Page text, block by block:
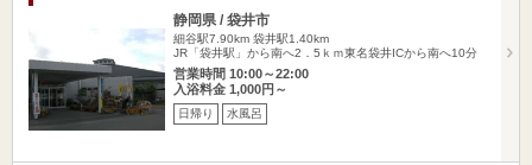
静岡県 / 袋井市
細谷駅7.90km 袋井駅1.40km
JR「袋井駅」から南へ2．5ｋｍ東名袋井ICから南へ10分
営業時間 10:00～22:00
入浴料金 1,000円～
日帰り 水風呂